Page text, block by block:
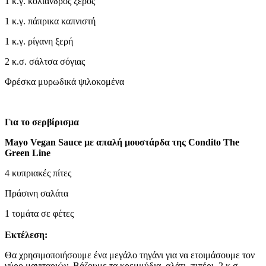
1 κ.γ. πάπρικα καπνιστή
1 κ.γ. ρίγανη ξερή
2 κ.σ. σάλτσα σόγιας
Φρέσκα μυρωδικά ψιλοκομένα
Για το σερβίρισμα
Mayo Vegan Sauce με απαλή μουστάρδα της Condito The
Green Line
4 κυπριακές πίτες
Πράσινη σαλάτα
1 τομάτα σε φέτες
Εκτέλεση:
Θα χρησιμοποιήσουμε ένα μεγάλο τηγάνι για να ετοιμάσουμε τον